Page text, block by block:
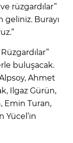
rüzgardılar”
geliniz. Burayı
buluşacak.
Ahmet
Ilgaz Gürün,
Emin Turan,
Yücel’in